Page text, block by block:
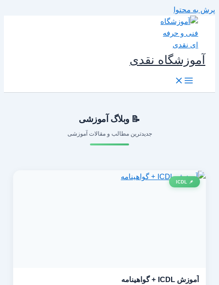
به محتوا
آموزشگاه نقدی
📝 وبلاگ آموزشی
جدیدترین مطالب و مقالات آموزشی
📌 ICDL
آموزش ICDL + گواهینامه